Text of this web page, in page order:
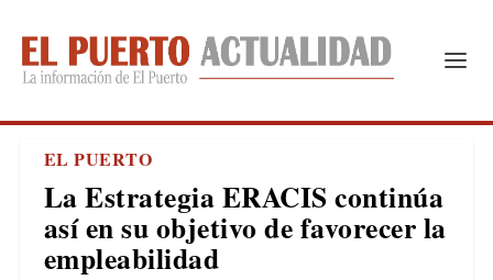
EL PUERTO
La Estrategia ERACIS continúa
así en su objetivo de favorecer la
empleabilidad